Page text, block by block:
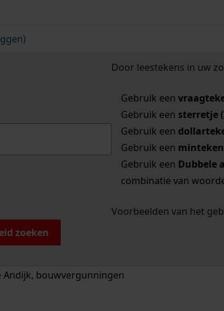
Door leestekens in uw
Gebruik een
Gebruik een sterretje
Gebruik een
Gebruik een minteken
Gebruik een Dubbele
combinatie van
Voorbeelden van het
zoeken
Andijk, bouwvergunningen